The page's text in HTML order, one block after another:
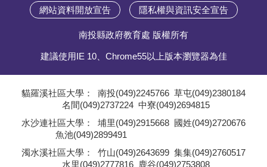
網站資料開放宣告 隱私權與資訊安全宣告
南投縣政府教育處 版權所有
建議使用IE 10、Chrome55以上版本瀏覽器為佳
貓羅溪社區大學： 南投(049)2245766 草屯(049)2380184
名間(049)2737224 中寮(049)2694815
水沙連社區大學： 埔里(049)2915668 國姓(049)2720676
魚池(049)2899491
濁水溪社區大學： 竹山(049)2643699 集集(049)2760517
水里(049)2777816 鹿谷(049)2753808